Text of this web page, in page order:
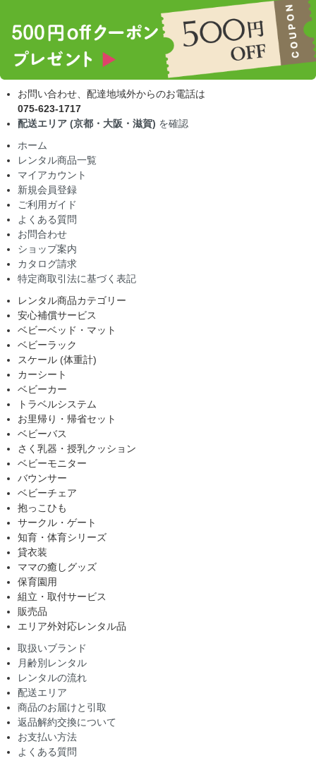
お問い合わせ、配達地域外からのお電話は
075-623-1717
配送エリア (京都・大阪・滋賀) を確認
ホーム
レンタル商品一覧
マイアカウント
新規会員登録
ご利用ガイド
よくある質問
お問合わせ
ショップ案内
カタログ請求
特定商取引法に基づく表記
レンタル商品カテゴリー
安心補償サービス
ベビーベッド・マット
ベビーラック
スケール (体重計)
カーシート
ベビーカー
トラベルシステム
お里帰り・帰省セット
ベビーバス
さく乳器・授乳クッション
ベビーモニター
バウンサー
ベビーチェア
抱っこひも
サークル・ゲート
知育・体育シリーズ
貸衣装
ママの癒しグッズ
保育園用
組立・取付サービス
販売品
エリア外対応レンタル品
取扱いブランド
月齢別レンタル
レンタルの流れ
配送エリア
商品のお届けと引取
返品解約交換について
お支払い方法
よくある質問